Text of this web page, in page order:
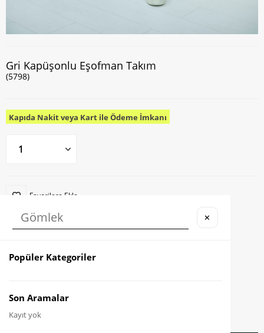
Gri Kapüşonlu Eşofman Takım
(5798)
Kapıda Nakit veya Kart ile Ödeme İmkanı
Favorilere Ekle
Karşılaştır
Gelince Haber Ver
✕
Popüler Kategoriler
Son Aramalar
Kayıt yok